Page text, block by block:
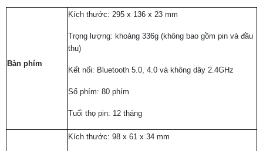
Bàn phím
Kích thước: 295 x 136 x 23 mm
Trọng lượng: khoảng 336g (không bao gồm pin và đầu
thu)
Kết nối: Bluetooth 5.0, 4.0 và không dây 2.4GHz
Số phím: 80 phím
Tuổi thọ pin: 12 tháng
Kích thước: 98 x 61 x 34 mm